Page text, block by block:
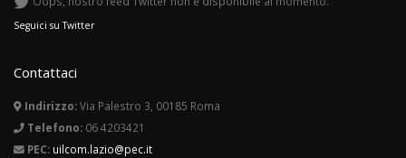
Seguici su Twitter
Contattaci
Indirizzo:Via Palestro 3, 00185 Roma
Telefono: 06 4203421
PEC: uilcom.lazio@pec.it